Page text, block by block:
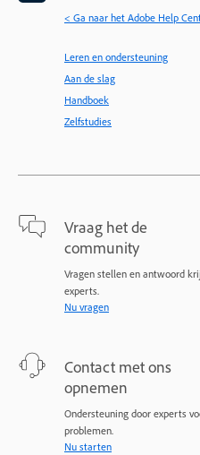
< Ga naar het Adobe Help
Leren en ondersteuning
Aan de slag
Handboek
Zelfstudies
Vraag het de
community
Vragen stellen en antwoord
experts.
Nu vragen
Contact met ons
opnemen
Ondersteuning door experts
problemen.
Nu starten